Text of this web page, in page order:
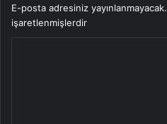
E-posta adresiniz yayınlanmayacak.
işaretlenmişlerdir